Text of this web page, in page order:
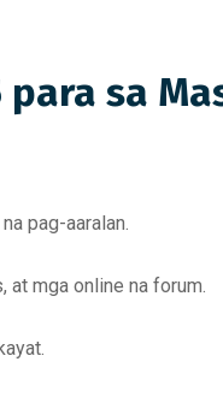
sa
pag-aaralan.
mga online na forum.